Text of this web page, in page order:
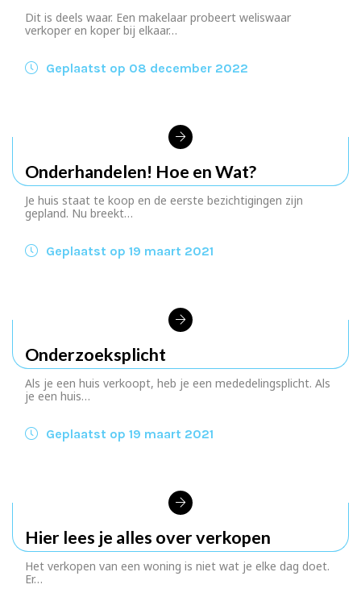
Dit is deels waar. Een makelaar probeert weliswaar
verkoper en koper bij elkaar…
Geplaatst op 08 december 2022
Onderhandelen! Hoe en Wat?
Je huis staat te koop en de eerste bezichtigingen zijn
gepland. Nu breekt…
Geplaatst op 19 maart 2021
Onderzoeksplicht
Als je een huis verkoopt, heb je een mededelingsplicht. Als
je een huis…
Geplaatst op 19 maart 2021
Hier lees je alles over verkopen
Het verkopen van een woning is niet wat je elke dag doet.
Er…